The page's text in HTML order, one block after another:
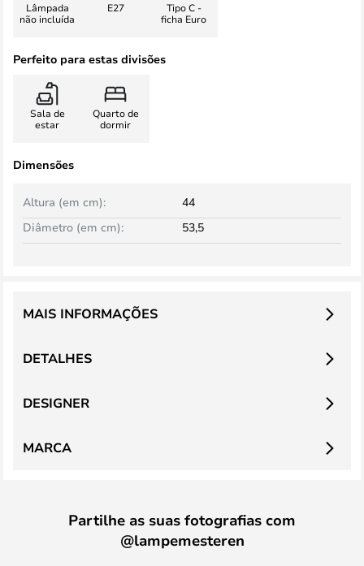
Lâmpada
não incluída
E27
Tipo C -
ficha Euro
Perfeito para estas divisões
Sala de
estar
Quarto de
dormir
Dimensões
Altura (em cm):
44
Diâmetro (em cm):
53,5
DETALHES
MAIS INFORMAÇÕES
DESIGNER
MARCA
Partilhe as suas fotografias com
@lampemesteren